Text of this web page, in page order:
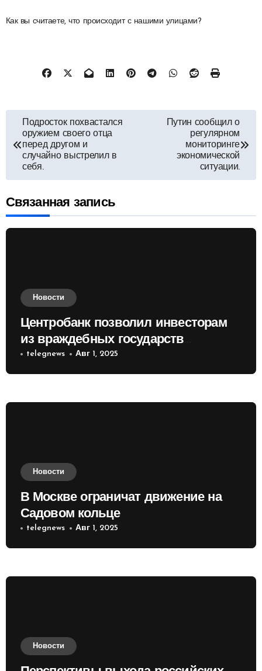
Как вы считаете, что происходит с нашими улицами?
Навигация
по
записям
Подросток похвастался
оружием своего отца
перед другом и
случайно выстрелил в
себя.
Путин сообщил о
регулярном
мониторинге
экономической
ситуации.
Связанная запись
Новости
Центробанк позволил инвесторам
из враждебных государств
приобретать валюту
telegnews Авг 1, 2025
Новости
В Москве ограничат движение на
Садовом кольце
telegnews Авг 1, 2025
Новости